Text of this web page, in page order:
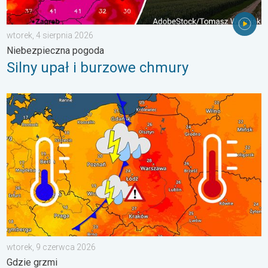
wtorek, 4 sierpnia 2026
Niebezpieczna pogoda
Silny upał i burzowe chmury
Duży kontrast termiczny i początek burz. Gdzie grzmi. . .
wtorek, 9 czerwca 2026
Gdzie grzmi